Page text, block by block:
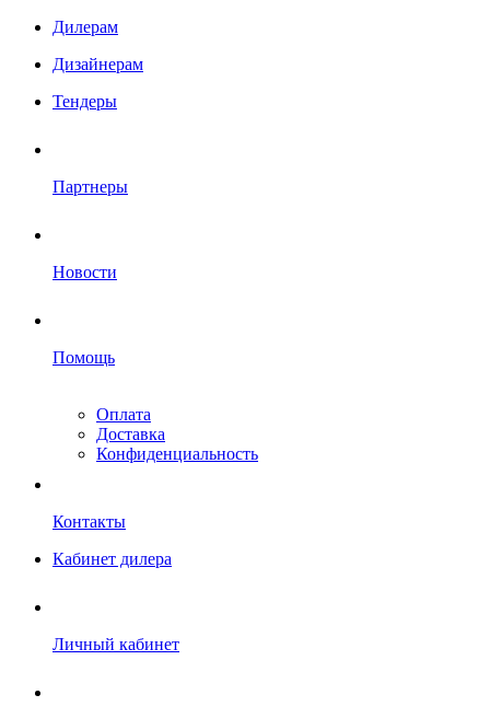
Дилерам
Дизайнерам
Тендеры
Партнеры
Новости
Помощь
Оплата
Доставка
Конфиденциальность
Контакты
Кабинет дилера
Личный кабинет